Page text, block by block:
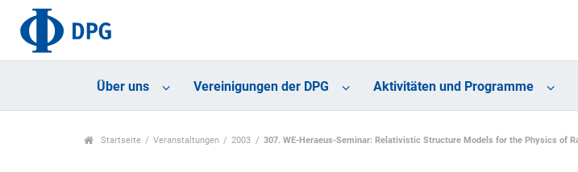
Über uns Vereinigungen der DPG Aktivitäten und Programme
Startseite Veranstaltungen 2003 307. WE-Heraeus-Seminar: Relativistic Structure Models for the Physics of